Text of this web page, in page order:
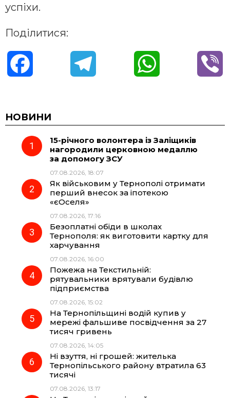
успіхи.
Поділитися:
c
e
o
k
e
g
r
a
m
t
A
НОВИНИ
15-річного волонтера із Заліщиків
нагородили церковною медаллю
за допомогу ЗСУ
07.08.2026, 18:07
Як військовим у Тернополі отримати
перший внесок за іпотекою
«єОселя»
07.08.2026, 17:16
Безоплатні обіди в школах
Тернополя: як виготовити картку для
харчування
07.08.2026, 16:00
Пожежа на Текстильній:
рятувальники врятували будівлю
підприємства
07.08.2026, 15:02
На Тернопільщині водій купив у
мережі фальшиве посвідчення за 27
тисяч гривень
07.08.2026, 14:05
Ні взуття, ні грошей: жителька
Тернопільського району втратила 63
тисячі
07.08.2026, 13:17